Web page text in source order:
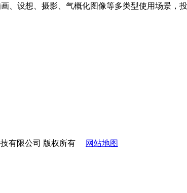
、设想、摄影、气概化图像等多类型使用场景，投
有限公司 版权所有 网站地图